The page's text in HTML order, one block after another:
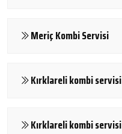
Meriç Kombi Servisi
Kırklareli kombi servisi
Kırklareli kombi servisi